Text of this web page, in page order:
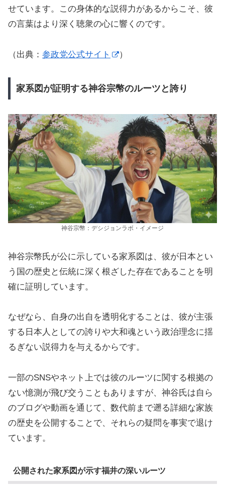
せています。この身体的な説得力があるからこそ、彼
の言葉はより深く聴衆の心に響くのです。
（出典： 参政党公式サイト ）
家系図が証明する神谷宗幣のルーツと誇り
神谷宗幣：デシジョンラボ・イメージ
神谷宗幣氏が公に示している家系図は、彼が日本とい
う国の歴史と伝統に深く根ざした存在であることを明
確に証明しています。
なぜなら、自身の出自を透明化することは、彼が主張
する日本人としての誇りや大和魂という政治理念に揺
るぎない説得力を与えるからです。
一部のSNSやネット上では彼のルーツに関する根拠の
ない憶測が飛び交うこともありますが、神谷氏は自ら
のブログや動画を通じて、数代前まで遡る詳細な家族
の歴史を公開することで、それらの疑問を事実で退け
ています。
公開された家系図が示す福井の深いルーツ